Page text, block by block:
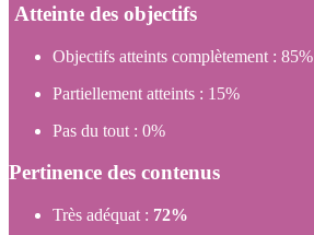
Atteinte des objectifs
Objectifs atteints complètement : 85%
Partiellement atteints : 15%
Pas du tout : 0%
Pertinence des contenus
Très adéquat : 72%